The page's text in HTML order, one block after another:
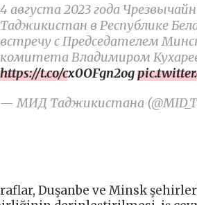
4 августа 2023 года
Таджикистан в Республике
встречу с Председателем
комитета Владимиром
https://t.co/cx0OFgn2og
— МИД Таджикистана
Duşanbe ve Minsk